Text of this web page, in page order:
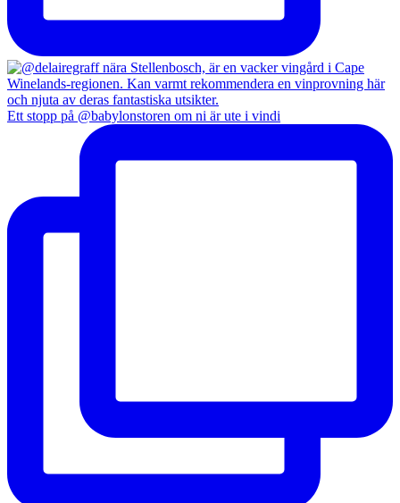
Ett stopp på @babylonstoren om ni är ute i vindi